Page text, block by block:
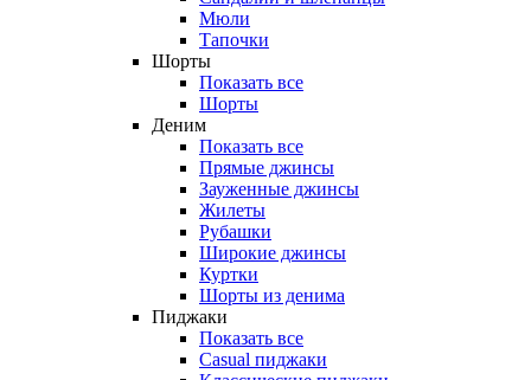
Мюли
Тапочки
Шорты
Показать все
Шорты
Деним
Показать все
Прямые джинсы
Зауженные джинсы
Жилеты
Рубашки
Широкие джинсы
Куртки
Шорты из денима
Пиджаки
Показать все
Casual пиджаки